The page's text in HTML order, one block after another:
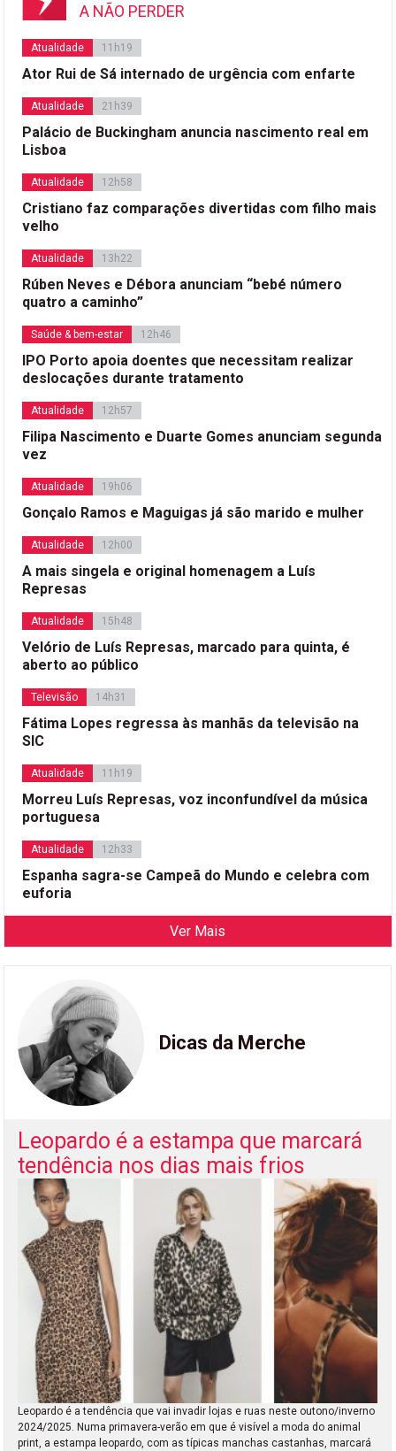
A NÃO PERDER
Atualidade 11h19
Ator Rui de Sá internado de urgência com enfarte
Atualidade 21h39
Palácio de Buckingham anuncia nascimento real em
Lisboa
Atualidade 12h58
Cristiano faz comparações divertidas com filho mais
velho
Atualidade 13h22
Rúben Neves e Débora anunciam “bebé número
quatro a caminho”
Saúde & bem-estar 12h46
IPO Porto apoia doentes que necessitam realizar
deslocações durante tratamento
Atualidade 12h57
Filipa Nascimento e Duarte Gomes anunciam segunda
vez
Atualidade 19h06
Gonçalo Ramos e Maguigas já são marido e mulher
Atualidade 12h00
A mais singela e original homenagem a Luís
Represas
Atualidade 15h48
Velório de Luís Represas, marcado para quinta, é
aberto ao público
Televisão 14h31
Fátima Lopes regressa às manhãs da televisão na
SIC
Atualidade 11h19
Morreu Luís Represas, voz inconfundível da música
portuguesa
Atualidade 12h33
Espanha sagra-se Campeã do Mundo e celebra com
euforia
Ver Mais
Dicas da Merche
Leopardo é a estampa que marcará
tendência nos dias mais frios
Leopardo é a tendência que vai invadir lojas e ruas neste outono/inverno
2024/2025. Numa primavera-verão em que é visível a moda do animal
print, a estampa leopardo, com as típicas manchas castanhas, marcará